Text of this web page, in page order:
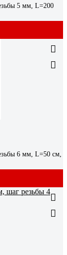
5 мм, L=200
6 мм, L=50 см,